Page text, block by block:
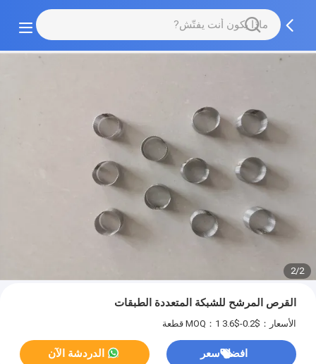
2/2
القرص المرشح للشبكة المتعددة الطبقات
الأسعار：$0.2-$3.6 MOQ：1 قطعة
افضل سعر الدردشة الآن